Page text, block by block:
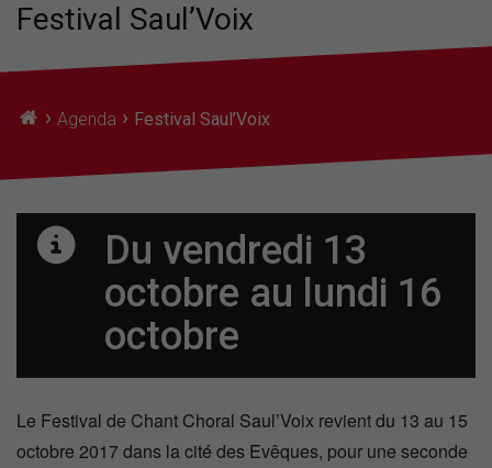
Festival Saul’Voix
› Agenda › Festival Saul’Voix
Du vendredi 13
octobre au lundi 16
octobre
Le Festival de Chant Choral Saul’Voix revient du 13 au 15
octobre 2017 dans la cité des Evêques, pour une seconde